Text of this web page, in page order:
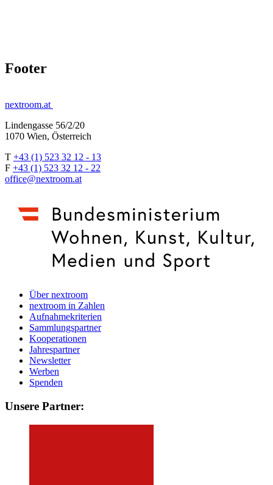
Footer
nextroom.at
Lindengasse 56/2/20
1070 Wien, Österreich
T +43 (1) 523 32 12 - 13
F +43 (1) 523 32 12 - 22
office@nextroom.at
Über nextroom
nextroom in Zahlen
Aufnahmekriterien
Sammlungspartner
Kooperationen
Jahrespartner
Newsletter
Werben
Spenden
Unsere Partner: